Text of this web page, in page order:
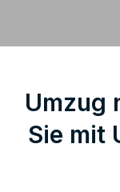
Umzug
Sie mit